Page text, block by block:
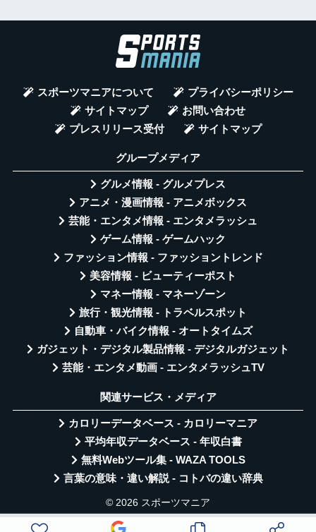
スポーツマニアについて
プライバシーポリシー
サイトマップ
お問い合わせ
プレスリリース受付
サイトマップ
グループメディア
グルメ情報 - グルメプレス
アニメ・漫画情報 - アニメボックス
芸能・エンタメ情報 - エンタメラッシュ
ゲーム情報 - ゲームハック
ファッション情報 - ファッショントレンド
美容情報 - ビューティーポスト
マネー情報 - マネーゾーン
旅行・観光情報 - トラベルスポット
自動車・バイク情報 - オートタイムズ
ガジェット・デジタル製品情報 - デジタルガジェット
芸能・エンタメ動画 - エンタメラッシュTV
関連サービス・メディア
カロリーデータベース - カロリーマニア
平均年収データベース - 年収白書
無料Webツール集 - WAZA TOOLS
言葉の意味・違い解説 - コトバの違い辞典
© 2026 スポーツマニア